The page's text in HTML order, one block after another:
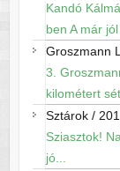
Kandó
ben A már jól
Groszmann
3.
kilométert
Sztárok/
Sziasztok!
jó...